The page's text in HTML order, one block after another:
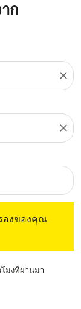
ก
close
close
องของคุณ
มงที่ผ่านมา